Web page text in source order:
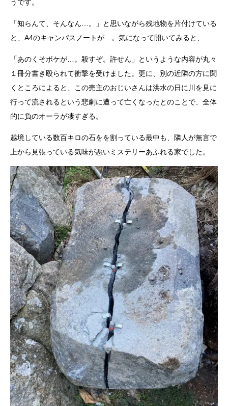
うです。
「知らんて、そんなん…。」と思いながら残地物を片付けている
と、A4のキャンパスノートが…。気になって開いてみると、
「あのくそボケが…。殺すぞ。許せん」というような内容が丸々
１冊分書き殴られて衝撃を受けました。更に、別の近隣の方に聞
くところによると、この売主のおじいさんは洪水の日に川を見に
行って流されるという悲劇に遭って亡くなったとのことで、全体
的に負のオーラが凄すぎる。
越境している数百キロの石をを割っている最中も、隣人が無言で
上から見張っている気味が悪いミステリーあふれる家でした。